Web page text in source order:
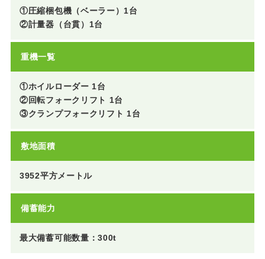
①圧縮梱包機（ベーラー）1台
②計量器（台貫）1台
重機一覧
①ホイルローダー 1台
②回転フォークリフト 1台
③クランプフォークリフト 1台
敷地面積
3952平方メートル
備蓄能力
最大備蓄可能数量：300t